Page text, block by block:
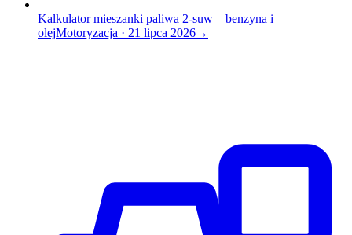
Kalkulator mieszanki paliwa 2-suw – benzyna i
olejMotoryzacja · 21 lipca 2026→